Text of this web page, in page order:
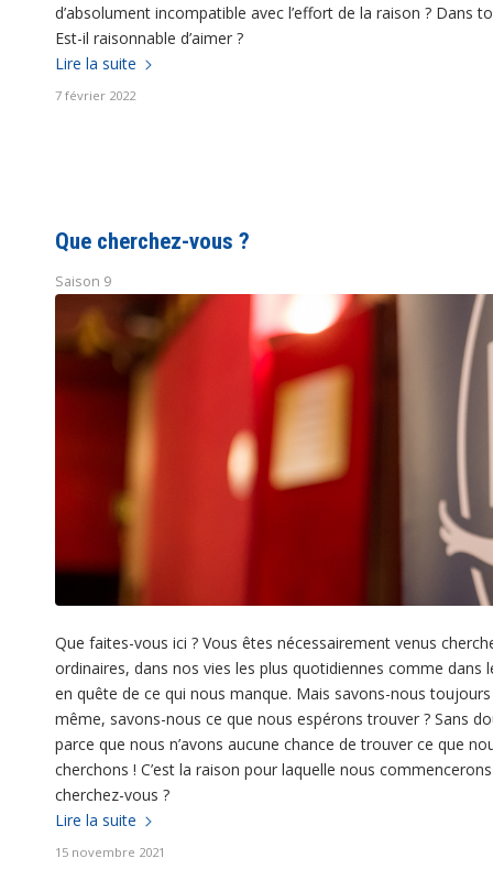
d’absolument incompatible avec l’effort de la raison ? Dans
Est-il raisonnable d’aimer ?
Lire la suite
7 février 2022
Que cherchez-vous ?
Saison 9
Que faites-vous ici ? Vous êtes nécessairement venus
ordinaires, dans nos vies les plus quotidiennes comme
en quête de ce qui nous manque. Mais savons-nous
même, savons-nous ce que nous espérons trouver ? Sans
parce que nous n’avons aucune chance de trouver ce que
cherchons ! C’est la raison pour laquelle nous
cherchez-vous ?
Lire la suite
15 novembre 2021